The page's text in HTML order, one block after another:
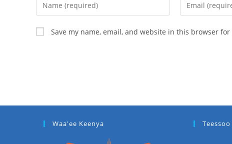
Save my name, email, and website in this browser
Waa'ee Keenya